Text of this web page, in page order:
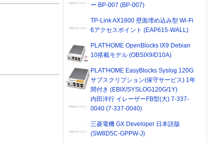
ー BP-007 (BP-007)
TP-Link AX1800 壁面埋め込み型 Wi-Fi
6アクセスポイント (EAP615-WALL)
PLAT'HOME OpenBlocks IX9 Debian
10搭載モデル (OBSIX9/D10A)
PLAT'HOME EasyBlocks Syslog 120G
サブスクリプション(保守サービス) 1年
間付き (EBIX/SYSLOG120G/1Y)
内田洋行 イレーザーFB型(大) 7-337-
0040 (7-337-0040)
三菱電機 GX Developer 日本語版
(SW8D5C-GPPW-J)